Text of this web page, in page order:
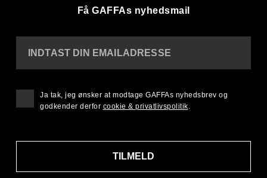
Få GAFFAs nyhedsmail
INDTAST DIN EMAILADRESSE
TILMELD
Ja tak, jeg ønsker at modtage GAFFAs nyhedsbrev og
godkender derfor cookie & privatlivspolitik.